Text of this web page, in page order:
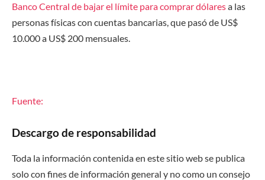
Banco Central de bajar el límite para comprar dólaresa las
personas físicas con cuentas bancarias, que pasó de US$
10.000 a US$ 200 mensuales.
Fuente:
Descargo de responsabilidad
Toda la información contenida en este sitio web se publica
solo con fines de información general y no como un consejo